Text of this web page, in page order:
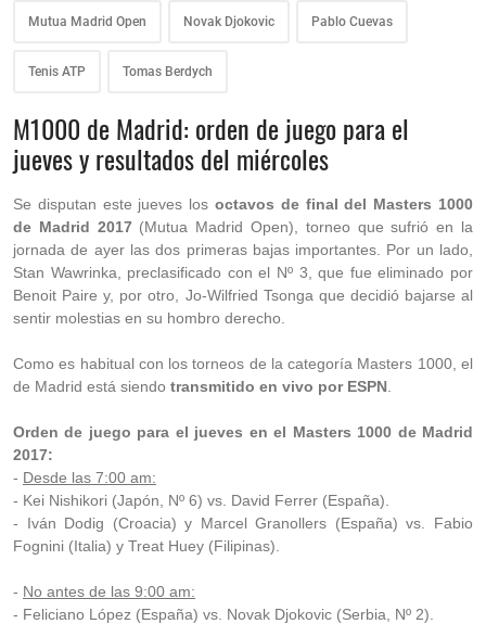
Mutua Madrid Open Novak Djokovic Pablo Cuevas
Tenis ATP Tomas Berdych
M1000 de Madrid: orden de juego para el
jueves y resultados del miércoles
Se disputan este jueves los octavos de final del Masters 1000
de Madrid 2017(Mutua Madrid Open), torneo que sufrió en la
jornada de ayer las dos primeras bajas importantes. Por un lado,
Stan Wawrinka, preclasificado con el Nº 3, que fue eliminado por
Benoit Paire y, por otro, Jo-Wilfried Tsonga que decidió bajarse al
sentir molestias en su hombro derecho.
Como es habitual con los torneos de la categoría Masters 1000, el
de Madrid está siendo transmitido en vivo por ESPN
Orden de juego para el jueves en el Masters 1000 de Madrid
2017:
- Desde las 7:00 am:
- Kei Nishikori (Japón, Nº 6) vs. David Ferrer (España).
- Iván Dodig (Croacia) y Marcel Granollers (España) vs. Fabio
Fognini (Italia) y Treat Huey (Filipinas).
- No antes de las 9:00 am:
- Feliciano López (España) vs. Novak Djokovic (Serbia, Nº 2).